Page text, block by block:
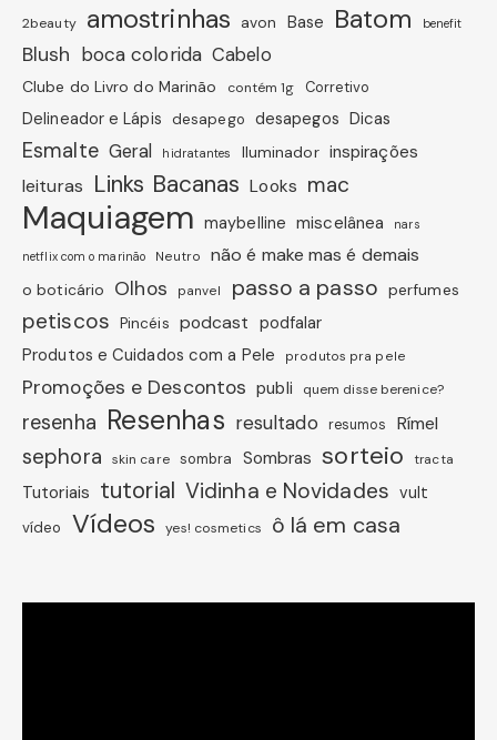
2beauty amostrinhas avon Base Batom benefit
Blush boca colorida Cabelo
Clube do Livro do Marinão contém 1g Corretivo
Delineador e Lápis desapego desapegos Dicas
Esmalte Geral hidratantes Iluminador inspirações
leituras Links Bacanas Looks mac
Maquiagem maybelline miscelânea nars
netflix com o marinão Neutro não é make mas é demais
o boticário Olhos panvel passo a passo perfumes
petiscos Pincéis podcast podfalar
Produtos e Cuidados com a Pele
produtos pra pele
Promoções e Descontos publi quem disse berenice?
resenha Resenhas resultado resumos Rímel
sephora skin care sombra Sombras sorteio tracta
Tutoriais tutorial Vidinha e Novidades vult
vídeo Vídeos yes! cosmetics ô lá em casa